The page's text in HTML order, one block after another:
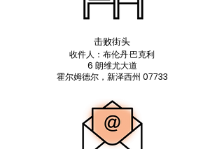
击败街头
收件人：布伦丹·巴克利
6 朗维尤大道
霍尔姆德尔，新泽西州 07733